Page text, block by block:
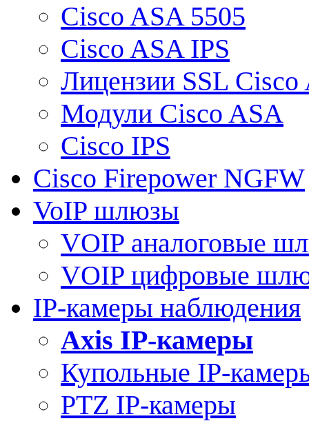
Cisco ASA 5505
Cisco ASA IPS
Лицензии SSL Cisco
Модули Cisco ASA
Cisco IPS
Cisco Firepower NGFW
VoIP шлюзы
VOIP аналоговые
VOIP цифровые
IP-камеры наблюдения
Axis IP-камеры
Купольные IP-
PTZ IP-камеры